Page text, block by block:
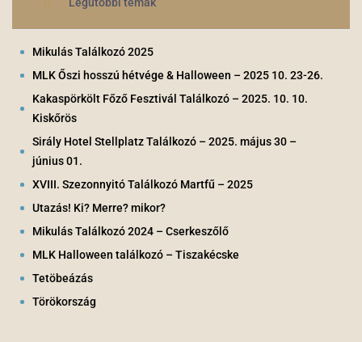
Legutóbbi témák
Mikulás Találkozó 2025
MLK Őszi hosszú hétvége & Halloween – 2025 10. 23-26.
Kakaspörkölt Főző Fesztivál Találkozó – 2025. 10. 10.
Kiskőrös
Sirály Hotel Stellplatz Találkozó – 2025. május 30 –
június 01.
XVIII. Szezonnyitó Találkozó Martfű – 2025
Utazás! Ki? Merre? mikor?
Mikulás Találkozó 2024 – Cserkeszőlő
MLK Halloween találkozó – Tiszakécske
Tetöbeázás
Törökország